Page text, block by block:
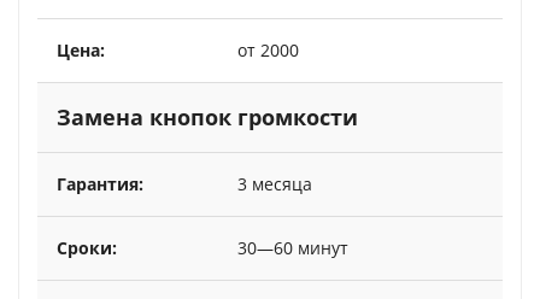
от 2000
Замена кнопок громкости
3 месяца
30—60 минут